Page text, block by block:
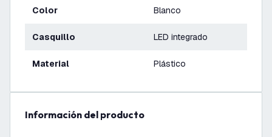
Color Blanco
Casquillo LED integrado
Material Plástico
información del producto